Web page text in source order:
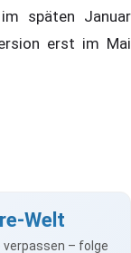
späten Januar
erst im Mai
Welt
verpassen – folge